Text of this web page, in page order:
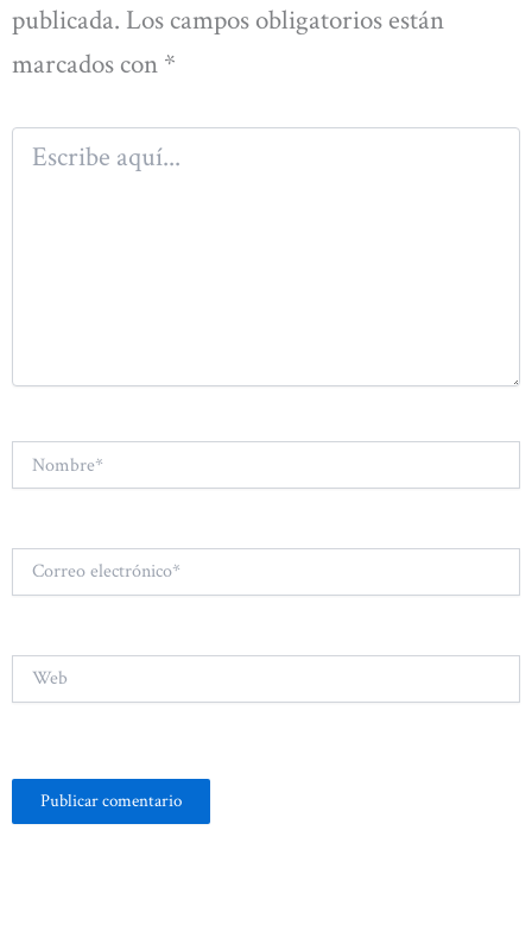
publicada. Los campos obligatorios están
marcados con *
Escribe
aquí...
Correo
electrónico*
Web